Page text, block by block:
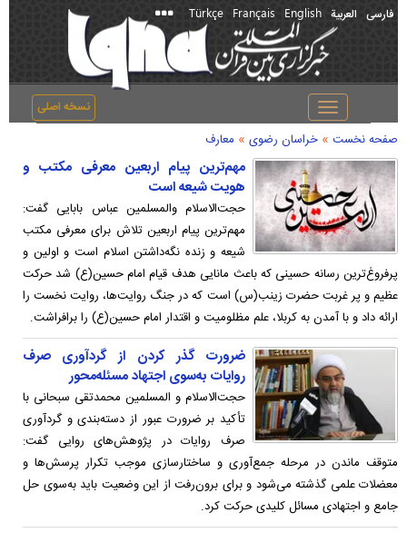
فارسی العربیة English
Français
Türkçe
نسخه اصلی
Toggle
navigation
صفحه نخست » خراسان رضوی » معارف
مهم‌ترین پیام اربعین معرفی مکتب و
هویت شیعه است
حجت‌الاسلام والمسلمین عباس بابایی گفت:
مهم‌ترین پیام اربعین تلاش برای معرفی مکتب
شیعه و زنده نگه‌داشتن اسلام است و اولین و
پرفروغ‌ترین رسانه حسینی که باعث مانایی هدف قیام امام حسین(ع) شد حرکت
عظیم و پر غربت حضرت زینب(س) است که در جنگ روایت‌ها، روایت نخست را
ارائه داد و با آمدن به کربلا، علم مظلومیت و اقتدار امام حسین(ع) را برافراشت.
ضرورت گذر کردن از گردآوری صرف
روایات به‌سوی اجتهاد مسئله‌محور
حجت‌الاسلام و المسلمین محمدتقی سبحانی با
تأکید بر ضرورت عبور از دسته‌بندی و گردآوری
صرف روایات در پژوهش‌های روایی گفت:
متوقف ماندن در مرحله جمع‌آوری و ساختارسازی موجب تکرار پرسش‌ها و
معضلات علمی گذشته می‌شود و برای برون‌رفت از این وضعیت باید به‌سوی حل
جامع و اجتهادی مسائل کلیدی حرکت کرد.